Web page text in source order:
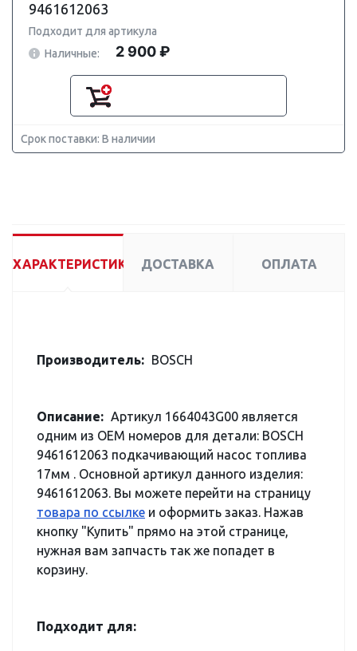
9461612063
Подходит для артикула
Наличные:
2 900 ₽
Срок поставки: В наличии
ХАРАКТЕРИСТИКИ ДОСТАВКА ОПЛАТА
Производитель: BOSCH
Описание: Артикул 1664043G00 является
одним из OEM номеров для детали: BOSCH
9461612063 подкачивающий насос топлива
17мм . Основной артикул данного изделия:
9461612063. Вы можете перейти на страницу
товара по ссылке и оформить заказ. Нажав
кнопку "Купить" прямо на этой странице,
нужная вам запчасть так же попадет в
корзину.
Подходит для: